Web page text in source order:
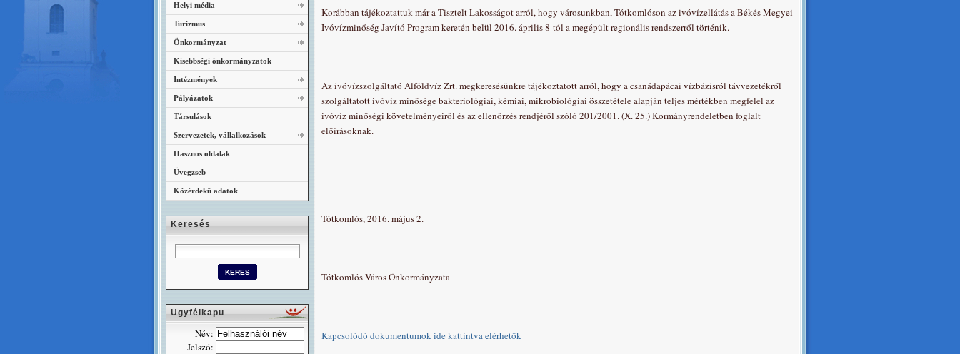
Korábban tájékoztattuk már a Tisztelt Lakosságot arról, hogy városunkban, Tótkomlóson az ivóvízellátás a Békés Megyei
Ivóvízminőség Javító Program keretén belül 2016. április 8-tól a megépült regionális rendszerről történik.
Az ivóvízszolgáltató Alföldvíz Zrt. megkeresésünkre tájékoztatott arról, hogy a csanádapácai vízbázisról távvezetékről
szolgáltatott ivóvíz minősége bakteriológiai, kémiai, mikrobiológiai összetétele alapján teljes mértékben megfelel az
ivóvíz minőségi követelményeiről és az ellenőrzés rendjéről szóló 201/2001. (X. 25.) Kormányrendeletben foglalt
előírásoknak.
Tótkomlós, 2016. május 2.
Tótkomlós Város Önkormányzata
Kapcsolódó dokumentumok ide kattintva elérhetők
Helyi média
Turizmus
Önkormányzat
Kisebbségi önkormányzatok
Intézmények
Pályázatok
Társulások
Szervezetek, vállalkozások
Hasznos oldalak
Üvegzseb
Közérdekű adatok
Keresés
Ügyfélkapu
Név:
Jelszó: